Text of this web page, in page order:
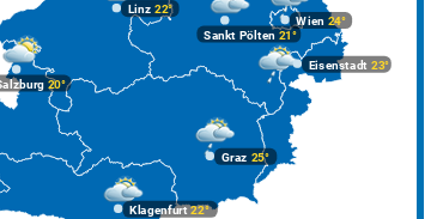
Graz 25°
Klagenfurt22°
Linz 22°
20°
Wien 24°
Eisenstadt 23°
Sankt Pölten 21°